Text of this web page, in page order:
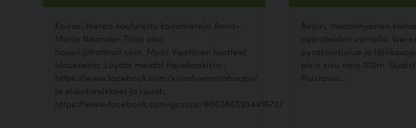
Koirasi hieroo koulutettu koirahieroja Anna-
Maria Nikander. Tilaa aika
haupii@hotmail.com. Myös Vipstoren tuotteet
tilauksesta. Löydät meidät Facebookista :
https://www.facebook.com/koirahierontahaupii/
ja eläintarvikkeet ja ruuat:
https://www.facebook.com/groups/600386593441672/
Avoin, maapohjainen
pyöräteiden varrella.
pysäköintialue ja
pisin sivu noin 100m.
Puistossa...